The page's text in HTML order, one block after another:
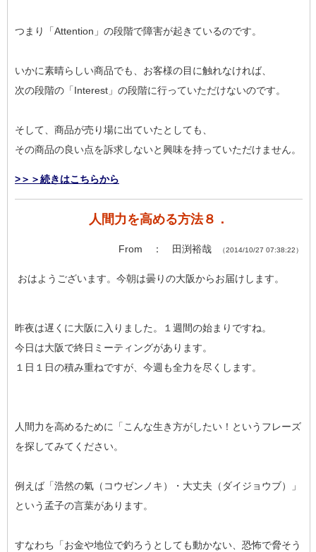
つまり「Attention」の段階で障害が起きているのです。
いかに素晴らしい商品でも、お客様の目に触れなければ、
次の段階の「Interest」の段階に行っていただけないのです。
そして、商品が売り場に出ていたとしても、
その商品の良い点を訴求しないと興味を持っていただけません。
>＞＞続きはこちらから
人間力を高める方法８．
From ： 田渕裕哉 （2014/10/27 07:38:22）
おはようございます。今朝は曇りの大阪からお届けします。
昨夜は遅くに大阪に入りました。１週間の始まりですね。
今日は大阪で終日ミーティングがあります。
１日１日の積み重ねですが、今週も全力を尽くします。
人間力を高めるために「こんな生き方がしたい！というフレーズ
を探してみてください。
例えば「浩然の氣（コウゼンノキ）・大丈夫（ダイジョウブ）」
という孟子の言葉があります。
すなわち「お金や地位で釣ろうとしても動かない、恐怖で脅そう